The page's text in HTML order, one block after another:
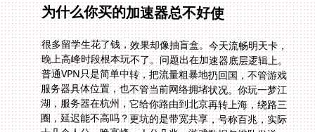
为什么你买的加速器总不好使
很多留学生花了钱，效果却像抽盲盒。今天流畅明天卡，
晚上高峰时段根本玩不了。问题出在加速器底层逻辑上。
普通VPN只是简单中转，把流量粗暴地扔回国，不管游戏
服务器具体位置，也不管当前网络拥堵状况。你玩一梦江
湖，服务器在杭州，它给你路由到北京再转上海，绕路三
圈，延迟能不高吗？更坑的是带宽共享，号称百兆，实际
十几个人分，晚高峰一人分几兆，游戏数据包排队发送，